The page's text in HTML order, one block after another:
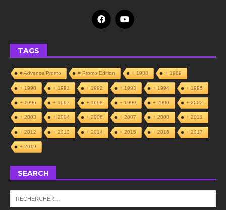
TAGS
# Advance Promo # Promo Edition + 1988 + 1989
+ 1990 + 1991 + 1992 + 1993 + 1994 + 1995
+ 1996 + 1997 + 1998 + 1999 + 2000 + 2002
+ 2003 + 2004 + 2006 + 2007 + 2008 + 2011
+ 2012 + 2013 + 2014 + 2015 + 2016 + 2017
+ 2019
SEARCH